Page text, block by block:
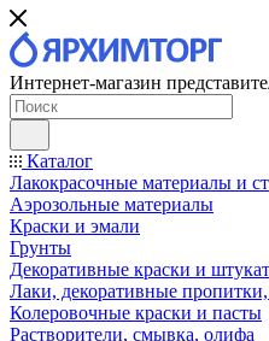
Интернет-магазин
Каталог
Лакокрасочные материалы и
Аэрозольные материалы
Краски и эмали
Грунты
Декоративные краски и
Лаки, декоративные
Колеровочные краски и пасты
Растворители, смывка, олифа